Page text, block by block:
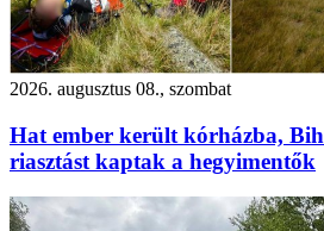
2026. augusztus 08., szombat
Hat ember került kórházba,
riasztást kaptak a hegyimentők